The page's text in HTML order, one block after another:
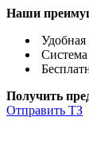
Наши
Удобная
Получить
Отправить ТЗ